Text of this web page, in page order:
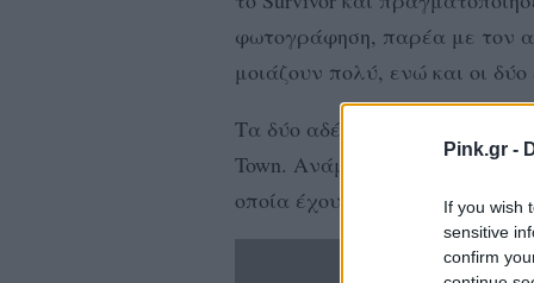
Pink.gr -
If you wish
sensitive
confirm
φωτογράφηση, παρέα με τον
μοιάζουν πολύ, ενώ και οι
Τα δύο αδέρφια μίλησαν στον
Town. Ανάμεσα σε άλλα
οποία έχουν γραφτεί πολλές